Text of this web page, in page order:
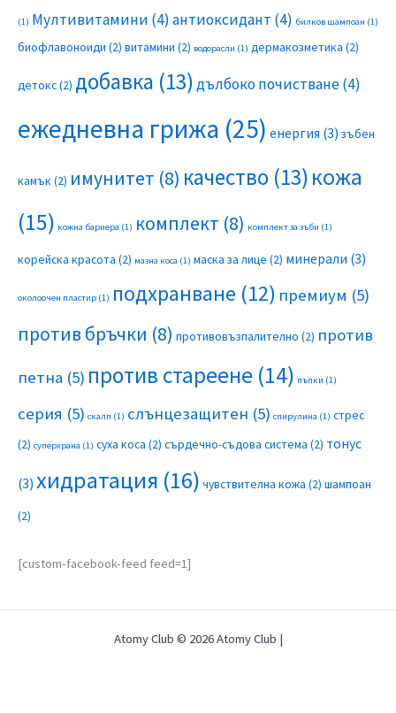
(1) Мултивитамини (4)антиоксидант (4) билков шампоан (1)
биофлавоноиди (2) витамини (2) водорасли (1) дермакозметика (2)
детокс(2) добавка (13)дълбоко почистване(4)
ежедневна грижа (25) енергия (3) зъбен
камък(2) имунитет (8) качество (13)кожа
(15) кожна бариера (1) комплект (8) комплект за зъби (1)
корейска красота (2) мазна коса (1) маска за лице (2) минерали (3)
околоочен пластир (1) подхранване (12) премиум (5)
против бръчки (8) противовъзпалително (2) против
петна (5) против стареене (14) пъпки (1)
серия (5) скалп (1) слънцезащитен (5) спирулина (1) стрес
(2) суперхрана (1) суха коса (2) сърдечно-съдова система (2) тонус
(3) хидратация (16) чувствителна кожа (2) шампоан
(2)
[custom-facebook-feed feed=1]
Atomy Club © 2026 Atomy Club |